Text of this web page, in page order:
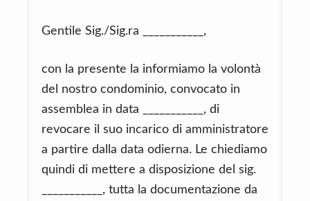
Gentile Sig./Sig.ra ___________,
con la presente la informiamo la volontà
del nostro condominio, convocato in
assemblea in data ___________, di
revocare il suo incarico di amministratore
a partire dalla data odierna. Le chiediamo
quindi di mettere a disposizione del sig.
___________, tutta la documentazione da